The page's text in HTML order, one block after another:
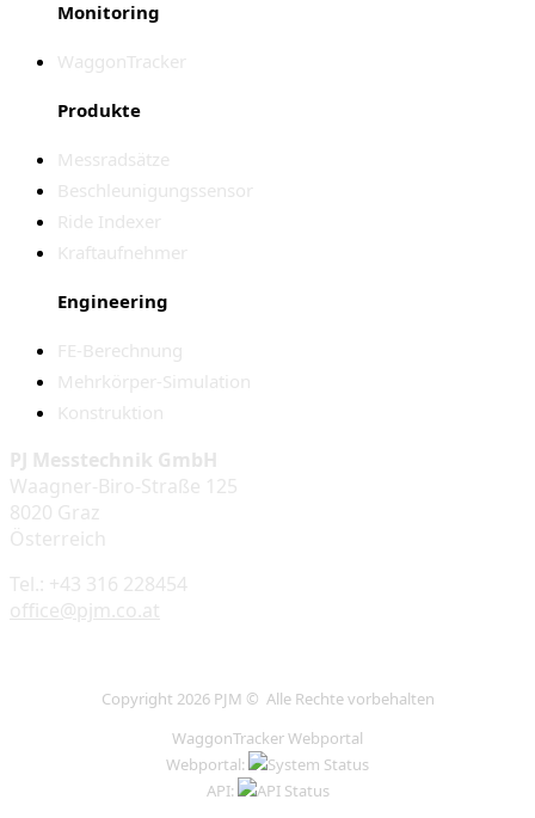
Monitoring
WaggonTracker
Produkte
Messradsätze
Beschleunigungssensor
Ride Indexer
Kraftaufnehmer
Engineering
FE-Berechnung
Mehrkörper-Simulation
Konstruktion
PJ Messtechnik GmbH
Waagner-Biro-Straße 125
8020 Graz
Österreich
Tel.: +43 316 228454
office@pjm.co.at
Copyright 2026 PJM © Alle Rechte vorbehalten
WaggonTracker Webportal
Webportal:
API: